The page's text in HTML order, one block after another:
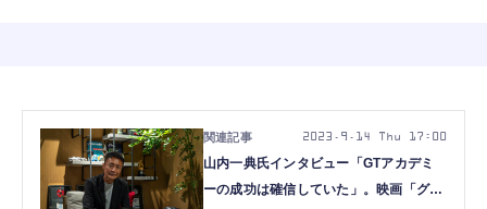
山内一典氏インタビュー「GTアカデミ
ーの成功は確信していた」。映画「グラ
2023.9.14 Thu 17:00